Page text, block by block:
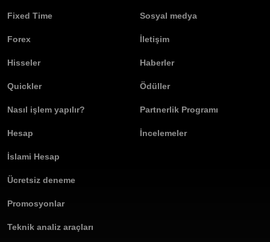
Fixed Time
Forex
Hisseler
Quickler
Nasıl işlem yapılır?
Hesap
İslami Hesap
Ücretsiz deneme
Promosyonlar
Teknik analiz araçları
Sosyal medya
İletişim
Haberler
Ödüller
Partnerlik Programı
İncelemeler